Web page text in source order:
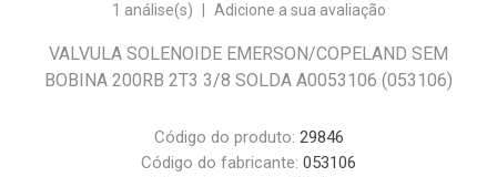
1 análise(s) Adicione a sua avaliação
VALVULA SOLENOIDE EMERSON/COPELAND SEM
BOBINA 200RB 2T3 3/8 SOLDA A0053106 (053106)
Código do produto: 29846
Código do fabricante: 053106